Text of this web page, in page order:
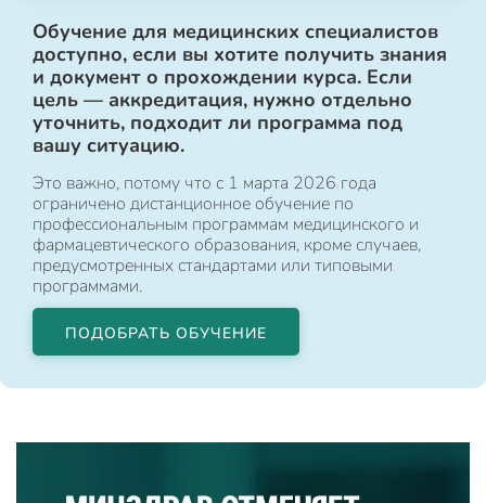
Обучение для медицинских специалистов
доступно, если вы хотите получить знания
и документ о прохождении курса. Если
цель — аккредитация, нужно отдельно
уточнить, подходит ли программа под
вашу ситуацию.
Это важно, потому что с 1 марта 2026 года
ограничено дистанционное обучение по
профессиональным программам медицинского и
фармацевтического образования, кроме случаев,
предусмотренных стандартами или типовыми
программами.
ПОДОБРАТЬ ОБУЧЕНИЕ